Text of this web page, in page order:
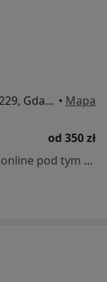
Aleja Generała Józefa Hallera 134/229, Gdańsk • Mapa
od 350 zł
Specjalista nie oferuje umawiania online pod tym adresem.